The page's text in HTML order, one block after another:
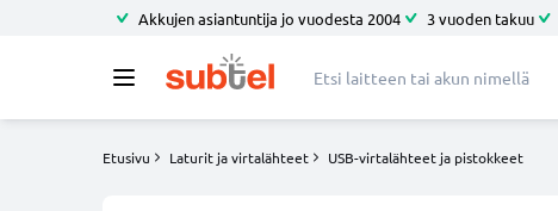
Akkujen asiantuntija jo vuodesta 2004 3 vuoden takuu
Etusivu Laturit ja virtalähteet USB-virtalähteet ja pistokkeet